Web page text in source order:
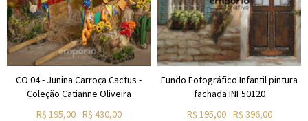
CO 04 - Junina Carroça Cactus -
Coleção Catianne Oliveira
R$ 195,00-R$ 430,00
Fundo Fotográfico Infantil pintura
fachada INF50120
R$ 195,00-R$ 396,00